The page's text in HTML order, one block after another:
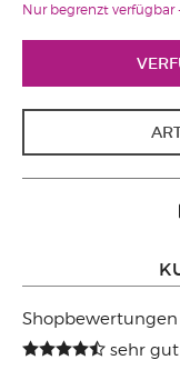
Nur begrenzt verfügbar
sehr gut